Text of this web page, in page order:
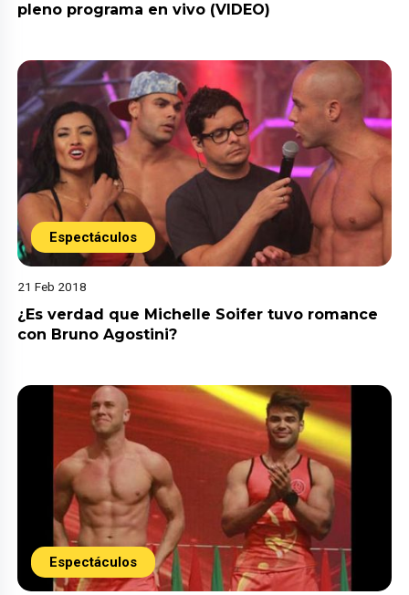
pleno programa en vivo (VIDEO)
Espectáculos
21 Feb 2018
¿Es verdad que Michelle Soifer tuvo romance
con Bruno Agostini?
Espectáculos